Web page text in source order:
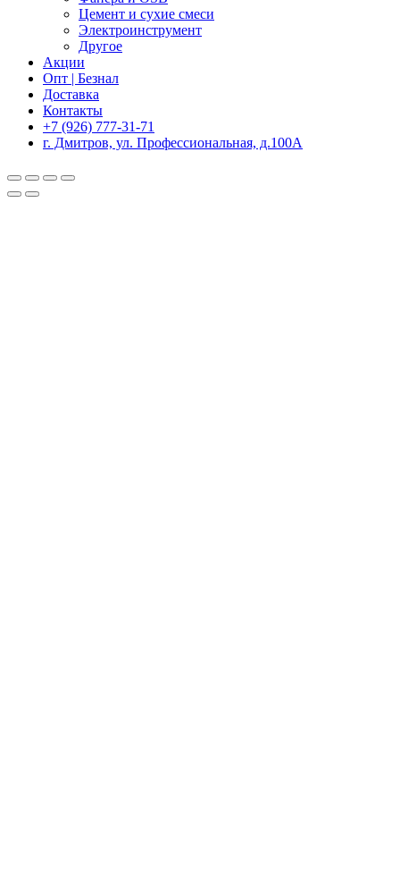
Цемент и сухие смеси
Электроинструмент
Другое
Акции
Опт | Безнал
Доставка
Контакты
+7 (926) 777-31-71
г. Дмитров, ул. Профессиональная, д.100А